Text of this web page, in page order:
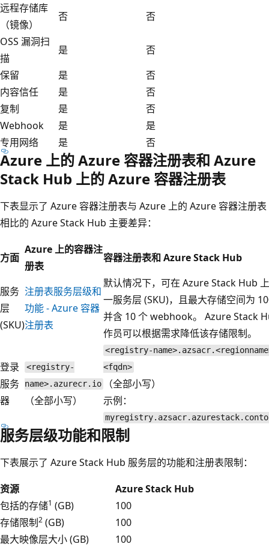
远程存储库
（镜像）
否
否
OSS 漏洞扫
描
是
否
保留
是
否
内容信任
是
否
复制
是
否
Webhook
是
是
专用网络
是 否
Azure 上的 Azure 容器注册表和 Azure
Stack Hub 上的 Azure 容器注册表
下表显示了 Azure 容器注册表与 Azure 上的 Azure 容器注册表
相比的 Azure Stack Hub 主要差异：
方面
Azure 上的容器注
册表
容器注册表和 Azure Stack Hub
服务
层
(SKU)
注册表服务层级和
功能 - Azure 容器
注册表
默认情况下，可在 Azure Stack Hub
一服务层 (SKU)，且最大存储空间为
并含 10 个 webhook。 Azure Stack
作员可以根据需求降低该存储限制。
登录
服务
器
<registry-
name>.azurecr.io
（全部小写）
<registry-
<fqdn>
（全部小写）
示例：
服务层级功能和限制
下表展示了 Azure Stack Hub 服务层的功能和注册表限制：
资源
Azure Stack Hub
包括的存储1 (GB)
100
存储限制2 (GB)
100
最大映像层大小 (GB)
100